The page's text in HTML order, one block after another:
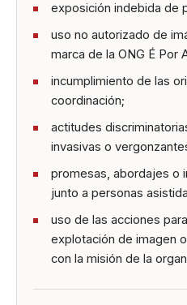
exposición indebida de
uso no autorizado de
marca de la ONG É Por
incumplimiento de las
coordinación;
actitudes
invasivas o
promesas, abordajes o
junto a personas
uso de las acciones
explotación de imagen
con la misión de la